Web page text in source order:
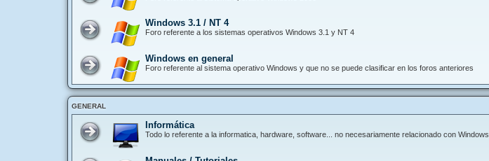
Windows 3.1 / NT 4
Foro referente a los sistemas operativos Windows 3.1 y NT 4
Windows en general
Foro referente al sistema operativo Windows y que no se puede clasificar en los foros anteriores
GENERAL
Informática
Todo lo referente a la informatica, hardware, software... no necesariamente relacionado con Windows